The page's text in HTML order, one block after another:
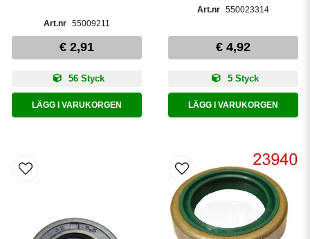
55009211
€ 2,91
56 Styck
LÄGG I VARUKORGEN
550023314
€ 4,92
5 Styck
LÄGG I VARUKORGEN